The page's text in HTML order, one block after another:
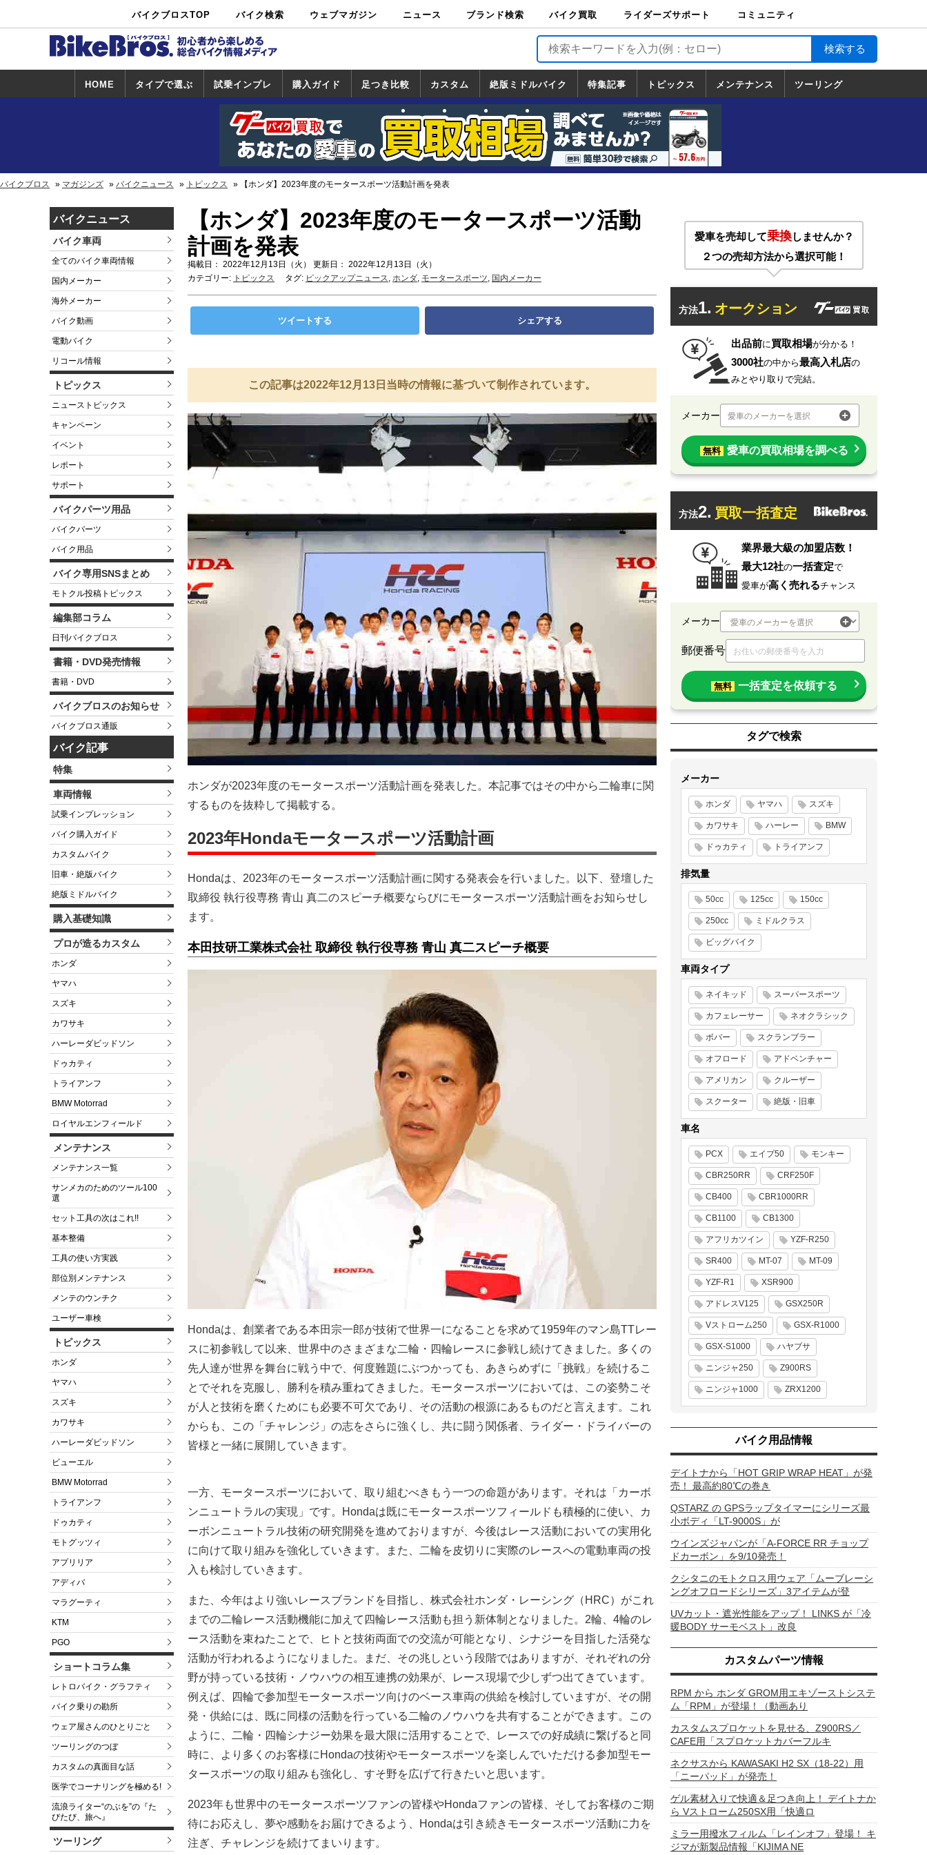
バイクブロスTOP バイク検索
中古バイ
ク・新車検
カタログ検
索
ショップ検
索
ウェブマガジン ニュース ブランド検索 バイク買取
バイク買取
ライダーズサポート
ライダーズサポート
TOP
バイク輸送
バイクガレージライ
フ
バイク車両保険
ロードサービス
バイク試乗
コミュニティ
HOME タイプで選ぶ 試乗インプレ
試乗インプレ
一覧
ホンダ
ヤマハ
スズキ
カワサキ
ハーレー
BMW
トライアンフ
ドゥカティ
購入ガイド
一覧
足つき比較 カスタム
カスタム
一覧
ホンダ
ヤマハ
スズキ
カワサキ
絶版ミドルバイク
絶版ミドルバイク
一覧
ホンダ
ヤマハ
スズキ
カワサキ
特集記事 トピックス
トピックス
一覧
ホンダ
ヤマハ
スズキ
カワサキ
ハーレーダ
ビッドソン
BMW
ドゥカティ
トライアン
フ
メンテナンス ツーリング
道の駅調査隊
ツーリング情報局
日本の道50選
国道めぐり
林道ツーリング
バイクブロス マガジンズ バイクニュース トピックス 【ホンダ】2023年度のモータースポーツ活動計画を発表
バイクニュース
バイク車両
全てのバイク車両情報
国内メーカー
海外メーカー
バイク動画
電動バイク
リコール情報
トピックス
ニューストピックス
キャンペーン
イベント
レポート
サポート
バイクパーツ用品
バイクパーツ
バイク用品
バイク専用SNSまとめ
モトクル投稿トピックス
編集部コラム
日刊バイクブロス
書籍・DVD発売情報
書籍・DVD
バイクブロスのお知らせ
バイクブロス通販
バイク記事
特集
車両情報
試乗インプレッション
バイク購入ガイド
カスタムバイク
旧車・絶版バイク
絶版ミドルバイク
購入基礎知識
プロが造るカスタム
ホンダ
ヤマハ
スズキ
カワサキ
ハーレーダビッドソン
ドゥカティ
トライアンフ
BMW Motorrad
ロイヤルエンフィールド
メンテナンス
メンテナンス一覧
サンメカのためのツール100
選
セット工具の次はこれ!!
基本整備
工具の使い方実践
部位別メンテナンス
メンテのウンチク
ユーザー車検
トピックス
ホンダ
ヤマハ
スズキ
カワサキ
ハーレーダビッドソン
ビューエル
BMW Motorrad
トライアンフ
ドゥカティ
モトグッツィ
アプリリア
アディバ
マラグーティ
KTM
PGO
ショートコラム集
レトロバイク・グラフティ
バイク乗りの勘所
ウェア屋さんのひとりごと
ツーリングのつぼ
カスタムの真面目な話
医学でコーナリングを極める!
流浪ライター“のぶを”の『た
びたび、旅へ』
ツーリング
【ホンダ】2023年度のモータースポーツ活動
計画を発表
掲載日： 2022年12月13日（火） 更新日： 2022年12月13日（火）
カテゴリー: トピックス タグ: ピックアップニュース, ホンダ, モータースポーツ, 国内メーカー
ツイートする シェアする
この記事は2022年12月13日当時の情報に基づいて制作されています。
ホンダが2023年度のモータースポーツ活動計画を発表した。本記事ではその中から二輪車に関
するものを抜粋して掲載する。
2023年Hondaモータースポーツ活動計画
Hondaは、2023年のモータースポーツ活動計画に関する発表会を行いました。以下、登壇した
取締役 執行役専務 青山 真二のスピーチ概要ならびにモータースポーツ活動計画をお知らせし
ます。
本田技研工業株式会社 取締役 執行役専務 青山 真二スピーチ概要
Hondaは、創業者である本田宗一郎が技術で世界一になることを求めて1959年のマン島TTレー
スに初参戦して以来、世界中のさまざまな二輪・四輪レースに参戦し続けてきました。多くの
先人達が世界を舞台に戦う中で、何度難題にぶつかっても、あきらめずに「挑戦」を続けるこ
とでそれを克服し、勝利を積み重ねてきました。モータースポーツにおいては、この姿勢こそ
が人と技術を磨くためにも必要不可欠であり、その活動の根源にあるものだと言えます。これ
からも、この「チャレンジ」の志をさらに強くし、共に闘う関係者、ライダー・ドライバーの
皆様と一緒に展開していきます。
一方、モータースポーツにおいて、取り組むべきもう一つの命題があります。それは「カーボ
ンニュートラルの実現」です。Hondaは既にモータースポーツフィールドも積極的に使い、カ
ーボンニュートラル技術の研究開発を進めておりますが、今後はレース活動においての実用化
に向けて取り組みを強化していきます。また、二輪を皮切りに実際のレースへの電動車両の投
入も検討していきます。
また、今年はより強いレースブランドを目指し、株式会社ホンダ・レーシング（HRC）がこれ
までの二輪レース活動機能に加えて四輪レース活動も担う新体制となりました。2輪、4輪のレ
ース活動を束ねたことで、ヒトと技術両面での交流が可能となり、シナジーを目指した活発な
活動が行われるようになりました。まだ、その兆しという段階ではありますが、それぞれの分
野が持っている技術・ノウハウの相互連携の効果が、レース現場で少しずつ出てきています。
例えば、四輪で参加型モータースポーツ向けのベース車両の供給を検討していますが、その開
発・供給には、既に同様の活動を行っている二輪のノウハウを共有することができます。この
ように、二輪・四輪シナジー効果を最大限に活用することで、レースでの好成績に繋げると同
時に、より多くのお客様にHondaの技術やモータースポーツを楽しんでいただける参加型モー
タースポーツの取り組みも強化し、すそ野を広げて行きたいと思います。
2023年も世界中のモータースポーツファンの皆様やHondaファンの皆様、そしてお客様のご期
待にお応えし、夢や感動をお届けできるよう、Hondaは引き続きモータースポーツ活動に力を
注ぎ、チャレンジを続けてまいります。
愛車を売却して乗換しませんか？
２つの売却方法から選択可能！
方法1. オークション
出品前に買取相場が分かる！
3000社の中から最高入札店の
みとやり取りで完結。
メーカー 愛車のメーカーを選択
無料 愛車の買取相場を調べる
方法2. 買取一括査定
業界最大級の加盟店数！
最大12社の一括査定で
愛車が高く売れるチャンス
メーカー
郵便番号
無料 一括査定を依頼する
タグで検索
メーカー
ホンダ ヤマハ スズキ
カワサキ ハーレー BMW
ドゥカティ トライアンフ
排気量
50cc 125cc 150cc
250cc ミドルクラス
ビッグバイク
車両タイプ
ネイキッド スーパースポーツ
カフェレーサー ネオクラシック
ボバー スクランブラー
オフロード アドベンチャー
アメリカン クルーザー
スクーター 絶版・旧車
車名
PCX エイプ50 モンキー
CBR250RR CRF250F
CB400 CBR1000RR
CB1100 CB1300
アフリカツイン YZF-R250
SR400 MT-07 MT-09
YZF-R1 XSR900
アドレスV125 GSX250R
Vストローム250 GSX-R1000
GSX-S1000 ハヤブサ
ニンジャ250 Z900RS
ニンジャ1000 ZRX1200
バイク用品情報
デイトナから「HOT GRIP WRAP HEAT」が発
売！ 最高約80℃の巻き
QSTARZ の GPSラップタイマーにシリーズ最
小ボディ「LT-9000S」が
ウインズジャパンが「A-FORCE RR チョップ
ドカーボン」を9/10発売！
クシタニのモトクロス用ウェア「ムーブレーシ
ングオフロードシリーズ」3アイテムが登
UVカット・遮光性能をアップ！ LINKS が「冷
暖BODY サーモベスト」改良
カスタムパーツ情報
RPM から ホンダ GROM用エキゾーストシステ
ム「RPM」が登場！（動画あり
カスタムスプロケットを見せる、Z900RS／
CAFE用「スプロケットカバーフルキ
ネクサスから KAWASAKI H2 SX（18-22）用
「ニーパッド」が発売！
ゲル素材入りで快適＆足つき向上！ デイトナか
ら Vストローム250SX用「快適ロ
ミラー用撥水フィルム「レインオフ」登場！ キ
ジマが新製品情報「KIJIMA NE